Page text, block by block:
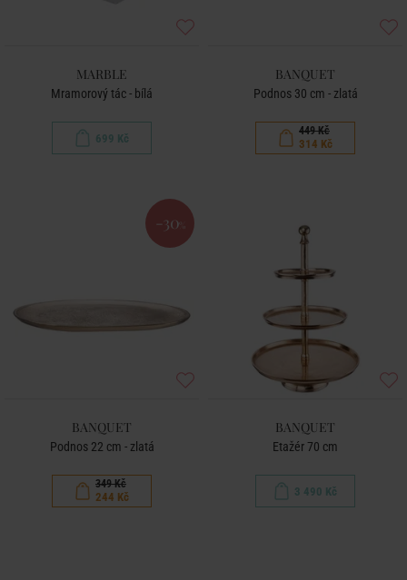
MARBLE
Mramorový tác - bílá
699 Kč
BANQUET
Podnos 30 cm - zlatá
449 Kč
314 Kč
-30 %
BANQUET
Podnos 22 cm - zlatá
349 Kč
244 Kč
BANQUET
Etažér 70 cm
3 490 Kč